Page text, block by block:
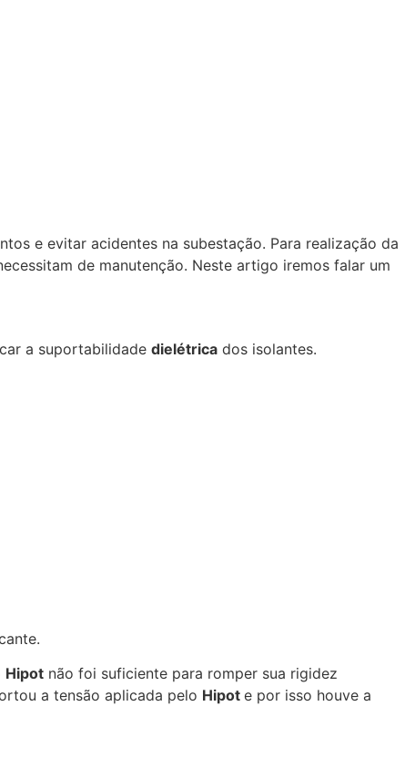
e evitar acidentes na subestação. Para realização da
de manutenção. Neste artigo iremos falar um
a suportabilidade dielétrica dos isolantes.
Hipot não foi suficiente para romper sua rigidez
a tensão aplicada pelo Hipot e por isso houve a